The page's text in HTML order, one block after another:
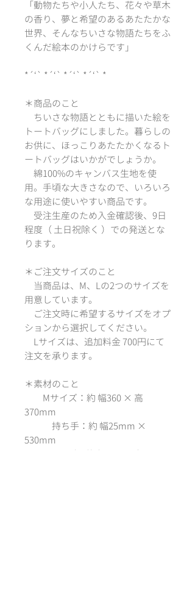
「動物たちや小人たち、花々や草木
の香り、夢と希望のあるあたたかな
世界、そんなちいさな物語たちをふ
くんだ絵本のかけらです」
*´‘` *´‘` *´‘` *´‘` *
＊商品のこと
ちいさな物語とともに描いた絵を
トートバッグにしました。暮らしの
お供に、ほっこりあたたかくなるト
ートバッグはいかがでしょうか。
綿100%のキャンバス生地を使
用。手頃な大きさなので、いろいろ
な用途に使いやすい商品です。
受注生産のため入金確認後、9日
程度（ 土日祝除く ）での発送とな
ります。
＊ご注文サイズのこと
当商品は、M、Lの2つのサイズを
用意しています。
ご注文時に希望するサイズをオプ
ションから選択してください。
Lサイズは、追加料金 700円にて
注文を承ります。
＊素材のこと
Mサイズ：約 幅360 × 高
370mm
持ち手：約 幅25mm ×
530mm
Lサイズ：約 幅480 × 高